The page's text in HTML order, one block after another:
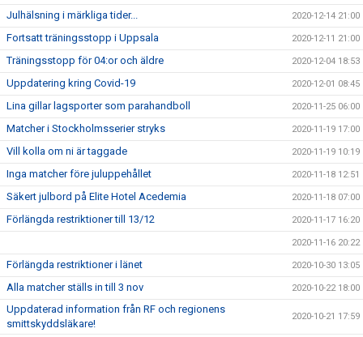
Julhälsning i märkliga tider... 2020-12-14 21:00
Fortsatt träningsstopp i Uppsala 2020-12-11 21:00
Träningsstopp för 04:or och äldre 2020-12-04 18:53
Uppdatering kring Covid-19 2020-12-01 08:45
Lina gillar lagsporter som parahandboll 2020-11-25 06:00
Matcher i Stockholmsserier stryks 2020-11-19 17:00
Vill kolla om ni är taggade 2020-11-19 10:19
Inga matcher före juluppehållet 2020-11-18 12:51
Säkert julbord på Elite Hotel Acedemia 2020-11-18 07:00
Förlängda restriktioner till 13/12 2020-11-17 16:20
2020-11-16 20:22
Förlängda restriktioner i länet 2020-10-30 13:05
Alla matcher ställs in till 3 nov 2020-10-22 18:00
Uppdaterad information från RF och regionens
smittskyddsläkare!
2020-10-21 17:59